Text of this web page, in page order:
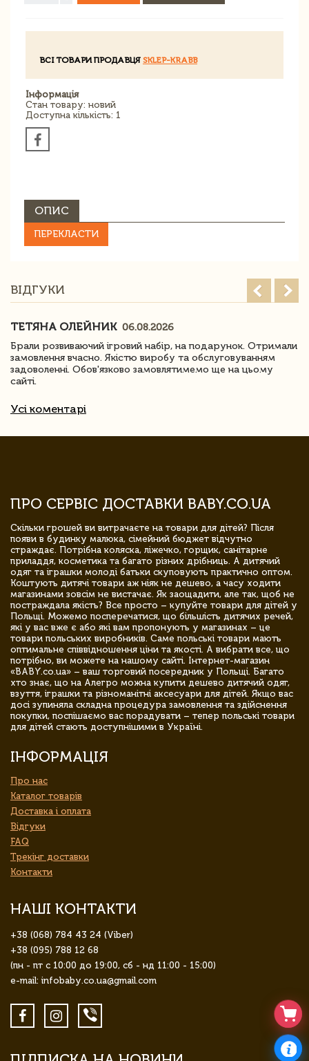
ВСІ ТОВАРИ ПРОДАВЦЯ SKLEP-KRABB
Інформація
Стан товару: новий
Доступна кількість: 1
ОПИС
ПЕРЕКЛАСТИ
ВІДГУКИ
ТЕТЯНА ОЛЕЙНИК 06.08.2026
Брали розвиваючий ігровий набір, на подарунок. Отримали
замовлення вчасно. Якістю виробу та обслуговуванням
задоволенні. Обов'язково замовлятимемо ще на цьому
сайті.
Усі коментарі
ПРО СЕРВІС ДОСТАВКИ BABY.CO.UA
Скільки грошей ви витрачаєте на товари для дітей? Після
появи в будинку малюка, сімейний бюджет відчутно
страждає. Потрібна коляска, ліжечко, горщик, санітарне
приладдя, косметика та багато різних дрібниць. А дитячий
одяг та іграшки молоді батьки скуповують практично оптом.
Коштують дитячі товари аж ніяк не дешево, а часу ходити
магазинами зовсім не вистачає. Як заощадити, але так, щоб не
постраждала якість? Все просто – купуйте товари для дітей у
Польщі. Можемо посперечатися, що більшість дитячих речей,
які у вас вже є або які вам пропонують у магазинах – це
товари польських виробників. Саме польські товари мають
оптимальне співвідношення ціни та якості. А вибрати все, що
потрібно, ви можете на нашому сайті. Інтернет-магазин
«BABY.co.ua» – ваш торговий посередник у Польщі. Багато
хто знає, що на Алегро можна купити дешево дитячий одяг,
взуття, іграшки та різноманітні аксесуари для дітей. Якщо вас
досі зупиняла складна процедура замовлення та здійснення
покупки, поспішаємо вас порадувати – тепер польські товари
для дітей стають доступнішими в Україні.
ІНФОРМАЦІЯ
Про нас
Каталог товарів
Доставка і оплата
Відгуки
FAQ
Трекінг доставки
Контакти
НАШІ КОНТАКТИ
+38 (068) 784 43 24 (Viber)
+38 (095) 788 12 68
(пн - пт с 10:00 до 19:00, сб - нд 11:00 - 15:00)
e-mail: infobaby.co.ua@gmail.com